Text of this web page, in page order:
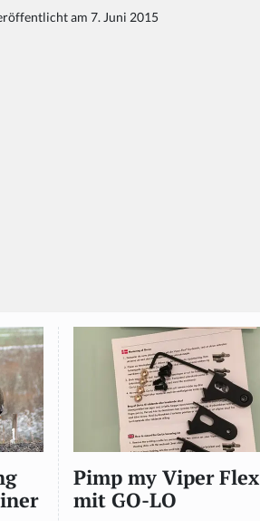
am 7. Juni 2015
Pimp my Viper Flex
mit GO-LO